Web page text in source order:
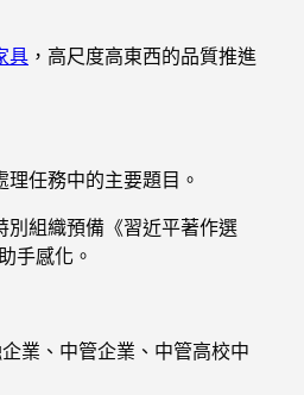
具 ，高尺度高東西的品質推進
任務中的主要題目。
別組織預備《習近平著作選
手感化。
業、中管企業、中管高校中